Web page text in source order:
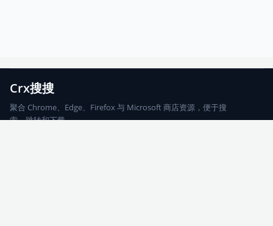
Crx搜搜
聚合 Chrome、Edge、Firefox 与 Microsoft 商店资源，便于搜
索、跳转和下载。